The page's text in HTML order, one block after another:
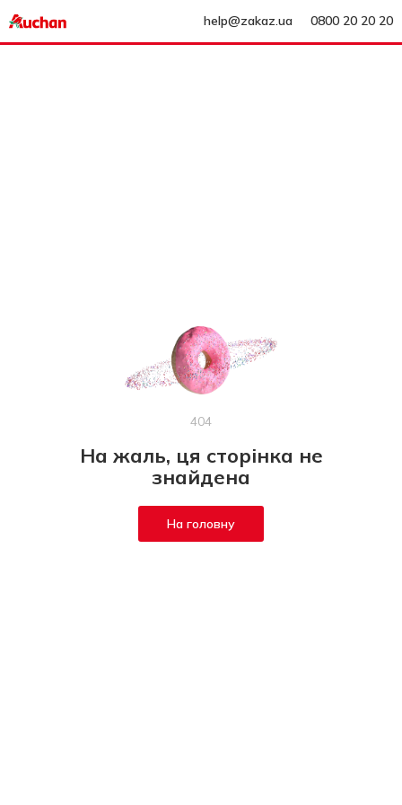
help@zakaz.ua 0800 20 20 20
404
На жаль, ця сторінка не
знайдена
На головну